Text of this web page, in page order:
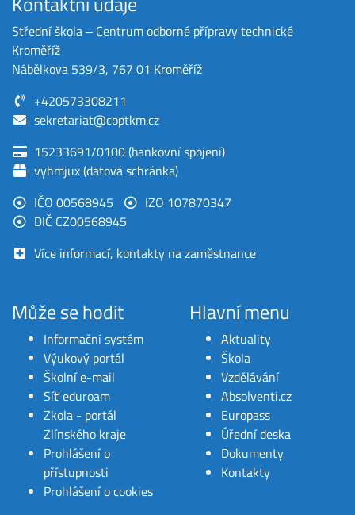
Střední škola ‒ Centrum odborné přípravy technické
Kroměříž
Nábělkova 539/3, 767 01 Kroměříž
+420573308211
sekretariat@coptkm.cz
15233691/0100 (bankovní spojení)
vyhmjux (datová schránka)
IČO 00568945
IZO 107870347
DIČ CZ00568945
Více informací, kontakty na zaměstnance
Může se hodit
Informační systém
Výukový portál
Školní e-mail
Síť eduroam
Zkola - portál
Zlínského kraje
Prohlášení o
přístupnosti
Prohlášení o cookies
Hlavní menu
Aktuality
Škola
Vzdělávání
Absolventi.cz
Europass
Úřední deska
Dokumenty
Kontakty